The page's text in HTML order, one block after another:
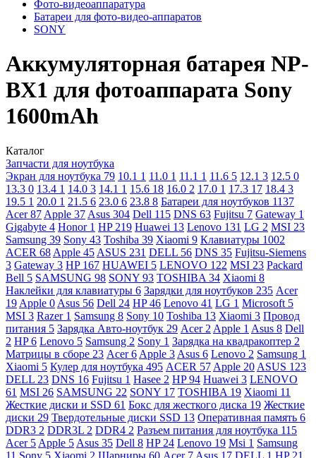
Фото-видеоаппаратура
Батареи для фото-видео-аппаратов
SONY
Аккумуляторная батарея NP-
BX1 для фотоаппарата Sony
1600mAh
Каталог
Запчасти для ноутбука
Экран для ноутбука 79 10.1 1 11.0 1 11.1 1 11.6 5 12.1 3 12.5 0
13.3 0 13.4 1 14.0 3 14.1 1 15.6 18 16.0 2 17.0 1 17.3 17 18.4 3
19.5 1 20.0 1 21.5 6 23.0 6 23.8 8 Батареи для ноутбуков 1137
Acer87 Apple 37 Asus 304 Dell 115 DNS 63 Fujitsu 7 Gateway 1
Gigabyte 4 Honor 1 HP 219 Huawei 13 Lenovo 131 LG 2 MSI 23
Samsung 39 Sony 43 Toshiba 39 Xiaomi 9 Клавиатуры 1002
ACER 68 Apple 45 ASUS 231 DELL 56 DNS 35 Fujitsu-Siemens
3 Gateway 3 HP 167 HUAWEI 5 LENOVO 122 MSI 23 Packard
Bell 5 SAMSUNG 98 SONY 93 TOSHIBA 34 Xiaomi 8
Наклейки для клавиатуры 6 Зарядки для ноутбуков 235 Acer
19 Apple 0 Asus 56 Dell 24 HP46 Lenovo 41 LG 1 Microsoft 5
MSI 3 Razer 1 Samsung 8 Sony 10 Toshiba 13 Xiaomi 3 Провод
питания 5 Зарядка Авто-ноутбук 29 Acer 2 Apple 1 Asus 8 Dell
2 HP6 Lenovo 5 Samsung 2 Sony 1 Зарядка на квадракоптер 2
Матрицы в сборе 23 Acer6 Apple 3 Asus 6 Lenovo 2 Samsung 1
Xiaomi 5 Кулер для ноутбука 495 ACER 57 Apple 20 ASUS 123
DELL 23 DNS 16 Fujitsu 1 Hasee 2 HP94 Huawei 3 LENOVO
61 MSI 26 SAMSUNG 22 SONY 17 TOSHIBA 19 Xiaomi 11
Жесткие диски и SSD 61 Бокс для жесткого диска 19 Жесткие
диски 29 Твердотельные диски SSD 13 Оперативная память 6
DDR3 2 DDR3L 2 DDR4 2 Разъем питания для ноутбука 115
Acer 5 Apple 5 Asus 35 Dell 8 HP 24 Lenovo 19 Msi 1 Samsung
11 Sony 5 Xiaomi 2 Шарниры 60 Acer 7 Asus 17 DELL 1 HP 21